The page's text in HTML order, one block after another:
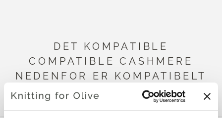
DET KOMPATIBLE
COMPATIBLE CASHMERE
NEDENFOR ER KOMPATIBELT
MED DENNE HEAVY MERINO